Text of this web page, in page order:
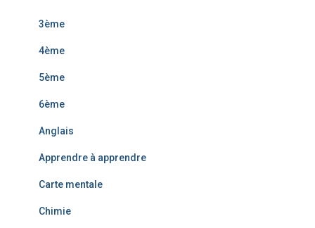
3ème
4ème
5ème
6ème
Anglais
Apprendre à apprendre
Carte mentale
Chimie